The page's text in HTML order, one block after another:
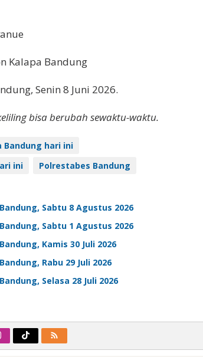
Kalapa Bandung
Senin 8 Juni 2026.
bisa berubah sewaktu-waktu.
Bandung hari ini
ini
Polrestabes Bandung
Sabtu 8 Agustus 2026
Sabtu 1 Agustus 2026
Kamis 30 Juli 2026
Rabu 29 Juli 2026
Selasa 28 Juli 2026